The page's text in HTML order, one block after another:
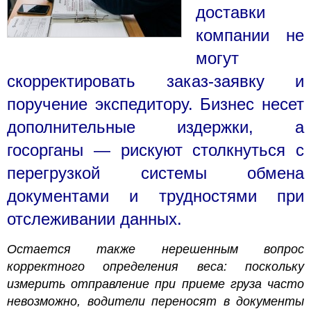
доставки
компании не
могут
скорректировать заказ-заявку и
поручение экспедитору. Бизнес несет
дополнительные издержки, а
госорганы — рискуют столкнуться с
перегрузкой системы обмена
документами и трудностями при
отслеживании данных.
Остается также нерешенным вопрос
корректного определения веса: поскольку
измерить отправление при приеме груза часто
невозможно, водители переносят в документы